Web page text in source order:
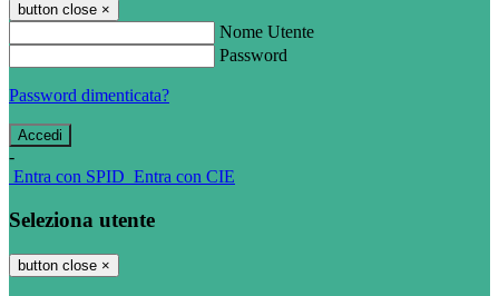
button close ×
Nome Utente
Password
Password dimenticata?
-
Entra con SPID Entra con CIE
Seleziona utente
button close ×